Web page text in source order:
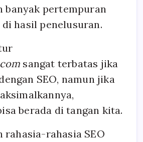
banyak pertempuran
hasil penelusuran.
sangat terbatas jika
SEO, namun jika
berada di tangan kita.
rahasia-rahasia SEO